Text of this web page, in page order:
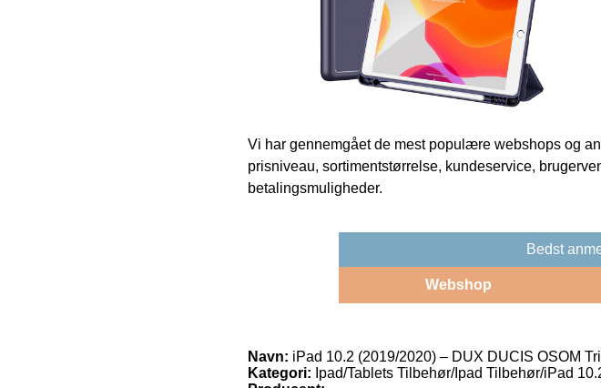
Vi har gennemgået de mest populære webshops og
prisniveau, sortimentstørrelse, kundeservice,
betalingsmuligheder.
Bedst
Webshop
Navn: iPad 10.2 (2019/2020) – DUX DUCIS OSOM
Kategori: Ipad/Tablets Tilbehør/Ipad Tilbehør/iPad